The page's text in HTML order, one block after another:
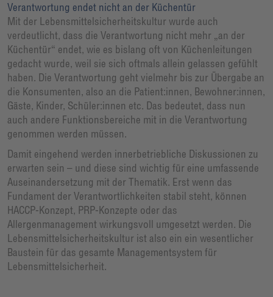
Verantwortung endet nicht an der Küchentür
Mit der Lebensmittelsicherheitskultur wurde auch
verdeutlicht, dass die Verantwortung nicht mehr „an der
Küchentür“ endet, wie es bislang oft von Küchenleitungen
gedacht wurde, weil sie sich oftmals allein gelassen gefühlt
haben. Die Verantwortung geht vielmehr bis zur Übergabe an
die Konsumenten, also an die Patient:innen, Bewohner:innen,
Gäste, Kinder, Schüler:innen etc. Das bedeutet, dass nun
auch andere Funktionsbereiche mit in die Verantwortung
genommen werden müssen.
Damit eingehend werden innerbetriebliche Diskussionen zu
erwarten sein – und diese sind wichtig für eine umfassende
Auseinandersetzung mit der Thematik. Erst wenn das
Fundament der Verantwortlichkeiten stabil steht, können
HACCP-Konzept, PRP-Konzepte oder das
Allergenmanagement wirkungsvoll umgesetzt werden. Die
Lebensmittelsicherheitskultur ist also ein ein wesentlicher
Baustein für das gesamte Managementsystem für
Lebensmittelsicherheit.